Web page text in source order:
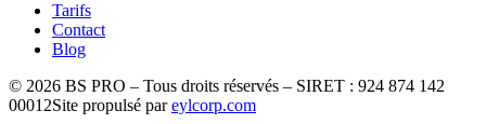
Tarifs
Contact
Blog
© 2026 BS PRO – Tous droits réservés – SIRET : 924 874 142
00012Site propulsé par eylcorp.com